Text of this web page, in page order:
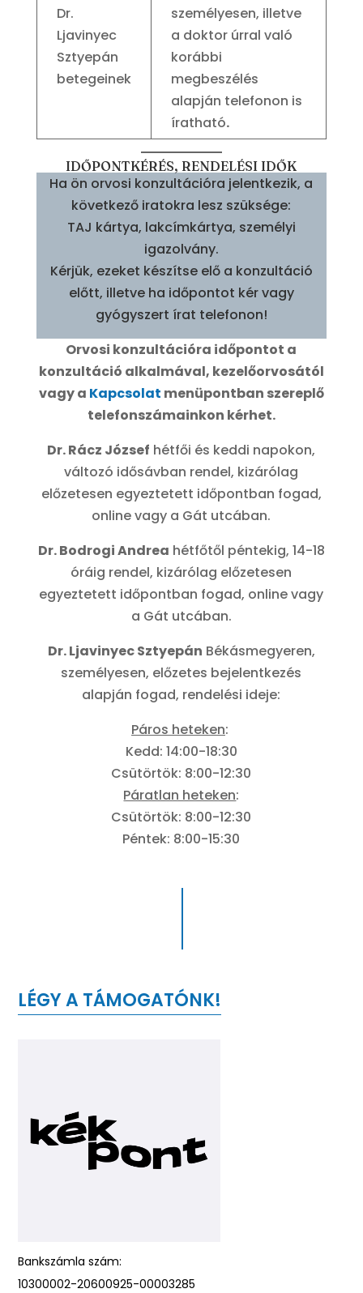
Dr.
Ljavinyec
Sztyepán
betegeinek
személyesen, illetve
a doktor úrral való
korábbi
megbeszélés
alapján telefonon is
íratható.
IDŐPONTKÉRÉS, RENDELÉSI IDŐK
Ha ön orvosi konzultációra jelentkezik, a
következő iratokra lesz szüksége:
TAJ kártya, lakcímkártya, személyi
igazolvány.
Kérjük, ezeket készítse elő a konzultáció
előtt, illetve ha időpontot kér vagy
gyógyszert írat telefonon!
Orvosi konzultációra időpontot a
konzultáció alkalmával, kezelőorvosától
vagy a Kapcsolat menüpontban szereplő
telefonszámainkon kérhet.
Dr. Rácz József hétfői és keddi napokon,
változó idősávban rendel, kizárólag
előzetesen egyeztetett időpontban fogad,
online vagy a Gát utcában.
Dr. Bodrogi Andrea hétfőtől péntekig, 14-18
óráig rendel, kizárólag előzetesen
egyeztetett időpontban fogad, online vagy
a Gát utcában.
Dr. Ljavinyec Sztyepán Békásmegyeren,
személyesen, előzetes bejelentkezés
alapján fogad, rendelési ideje:
Páros heteken:
Kedd: 14:00-18:30
Csütörtök: 8:00-12:30
Páratlan heteken:
Csütörtök: 8:00-12:30
Péntek: 8:00-15:30
LÉGY A TÁMOGATÓNK!
Bankszámla szám:
10300002-20600925-00003285